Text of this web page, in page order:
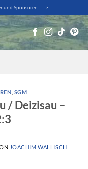
und Sponsoren - - ->
SGM
/ Deizisau –
JOACHIM WALLISCH